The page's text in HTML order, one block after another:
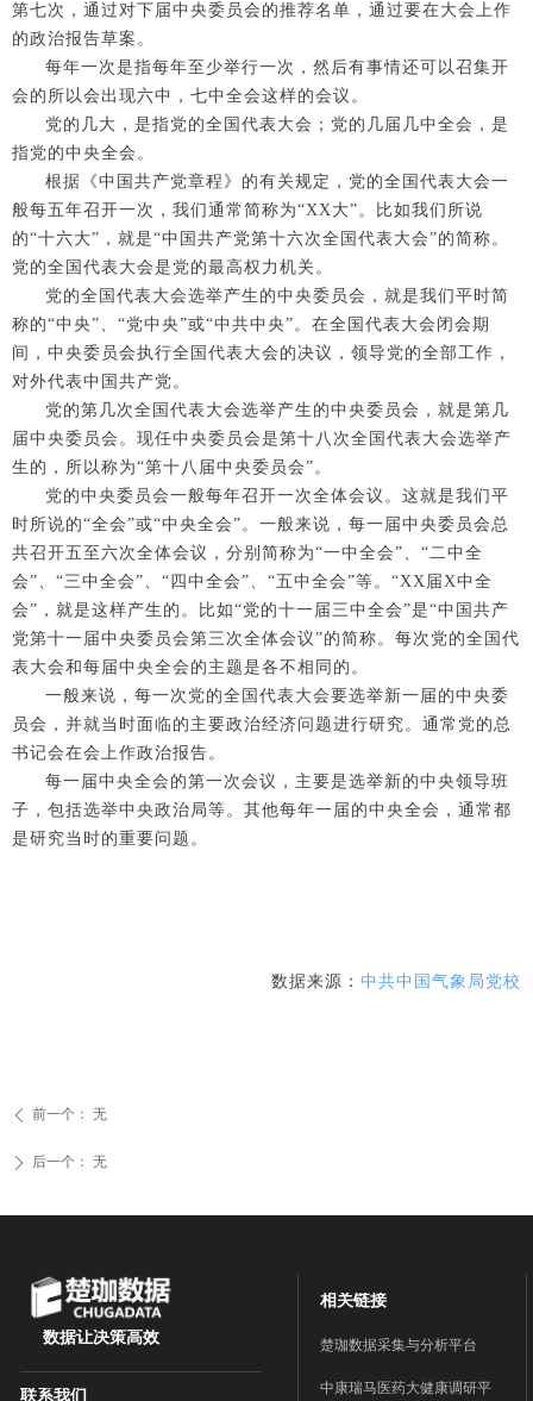
第七次，通过对下届中央委员会的推荐名单，通过要在大会上作
的政治报告草案。
每年一次是指每年至少举行一次，然后有事情还可以召集开
会的所以会出现六中，七中全会这样的会议。
党的几大，是指党的全国代表大会；党的几届几中全会，是
指党的中央全会。
根据《中国共产党章程》的有关规定，党的全国代表大会一
般每五年召开一次，我们通常简称为“XX大”。比如我们所说
的“十六大”，就是“中国共产党第十六次全国代表大会”的简称。
党的全国代表大会是党的最高权力机关。
党的全国代表大会选举产生的中央委员会，就是我们平时简
称的“中央”、“党中央”或“中共中央”。在全国代表大会闭会期
间，中央委员会执行全国代表大会的决议，领导党的全部工作，
对外代表中国共产党。
党的第几次全国代表大会选举产生的中央委员会，就是第几
届中央委员会。现任中央委员会是第十八次全国代表大会选举产
生的，所以称为“第十八届中央委员会”。
党的中央委员会一般每年召开一次全体会议。这就是我们平
时所说的“全会”或“中央全会”。一般来说，每一届中央委员会总
共召开五至六次全体会议，分别简称为“一中全会”、“二中全
会”、“三中全会”、“四中全会”、“五中全会”等。“XX届X中全
会”，就是这样产生的。比如“党的十一届三中全会”是“中国共产
党第十一届中央委员会第三次全体会议”的简称。每次党的全国代
表大会和每届中央全会的主题是各不相同的。
一般来说，每一次党的全国代表大会要选举新一届的中央委
员会，并就当时面临的主要政治经济问题进行研究。通常党的总
书记会在会上作政治报告。
每一届中央全会的第一次会议，主要是选举新的中央领导班
子，包括选举中央政治局等。其他每年一届的中央全会，通常都
是研究当时的重要问题。
数据来源： 中共中国气象局党校
ꄴ 前一个： 无
ꄲ 后一个： 无
相关链接
楚珈数据采集与分析平台
中康瑞马医药大健康调研平
联系我们
数据让决策高效